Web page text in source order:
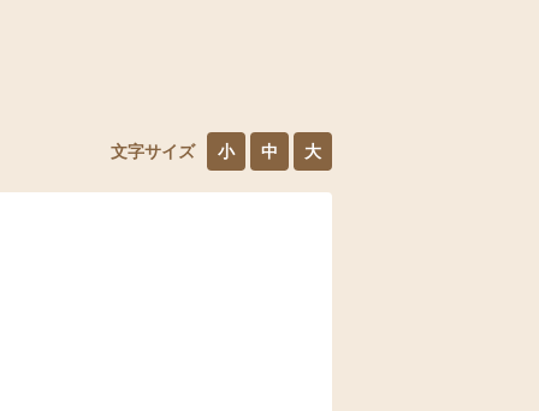
文字サイズ 小 中 大